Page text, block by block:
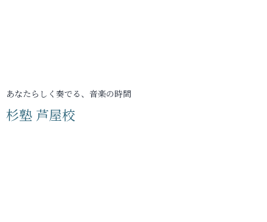
あなたらしく奏でる、音楽の時間
杉塾 芦屋校